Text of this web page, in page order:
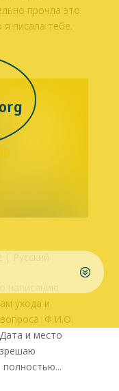
прочла это
я писала тебе.
ухода и
Ф.И.О.
и место